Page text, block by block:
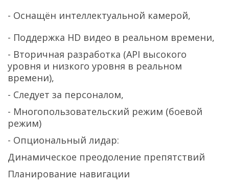
- Оснащён интеллектуальной камерой,
- Поддержка HD видео в реальном времени,
- Вторичная разработка (API высокого
уровня и низкого уровня в реальном
времени),
- Следует за персоналом,
- Многопользовательский режим (боевой
режим)
- Опциональный лидар:
Динамическое преодоление препятствий
Планирование навигации